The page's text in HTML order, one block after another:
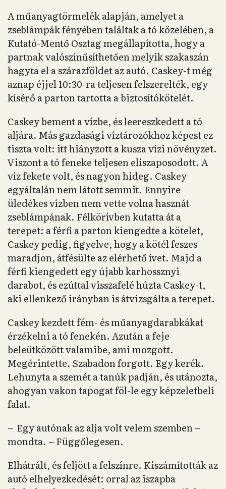
A műanyagtörmelék alapján, amelyet a
zseblámpák fényében találtak a tó közelében, a
Kutató-Mentő Osztag megállapította, hogy a
partnak valószínűsíthetően melyik szakaszán
hagyta el a szárazföldet az autó. Caskey-t még
aznap éjjel 10:30-ra teljesen felszerelték, egy
kísérő a parton tartotta a biztosítókötelét.
Caskey bement a vízbe, és leereszkedett a tó
aljára. Más gazdasági víztározókhoz képest ez
tiszta volt: itt hiányzott a kusza vízi növényzet.
Viszont a tó feneke teljesen eliszaposodott. A
víz fekete volt, és nagyon hideg. Caskey
egyáltalán nem látott semmit. Ennyire
üledékes vízben nem vette volna hasznát
zseblámpának. Félkörívben kutatta át a
terepet: a férfi a parton kiengedte a kötelet,
Caskey pedig, figyelve, hogy a kötél feszes
maradjon, átfésülte az elérhető ívet. Majd a
férfi kiengedett egy újabb karhossznyi
darabot, és ezúttal visszafelé húzta Caskey-t,
aki ellenkező irányban is átvizsgálta a terepet.
Caskey kezdett fém- és műanyagdarabkákat
érzékelni a tó fenekén. Azután a feje
beleütközött valamibe, ami mozgott.
Megérintette. Szabadon forgott. Egy kerék.
Lehunyta a szemét a tanúk padján, és utánozta,
ahogyan vakon tapogat föl-le egy képzeletbeli
falat.
– Egy autónak az alja volt velem szemben –
mondta. – Függőlegesen.
Elhátrált, és feljött a felszínre. Kiszámították az
autó elhelyezkedését: orral az iszapba